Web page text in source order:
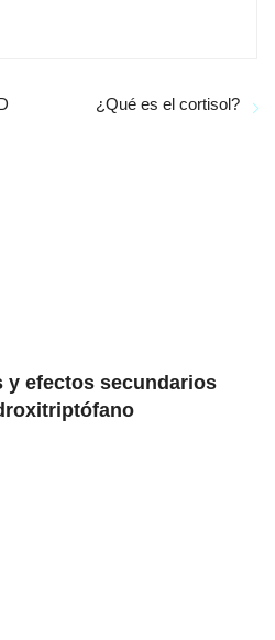
¿Qué es el cortisol?
y efectos secundarios